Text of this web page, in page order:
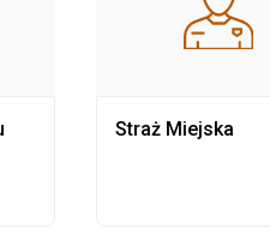
Straż Miejska